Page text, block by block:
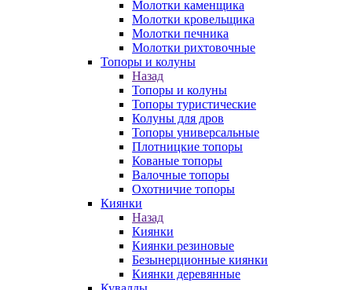
Молотки каменщика
Молотки кровельщика
Молотки печника
Молотки рихтовочные
Топоры и колуны
Назад
Топоры и колуны
Топоры туристические
Колуны для дров
Топоры универсальные
Плотницкие топоры
Кованые топоры
Валочные топоры
Охотничие топоры
Киянки
Назад
Киянки
Киянки резиновые
Безынерционные киянки
Киянки деревянные